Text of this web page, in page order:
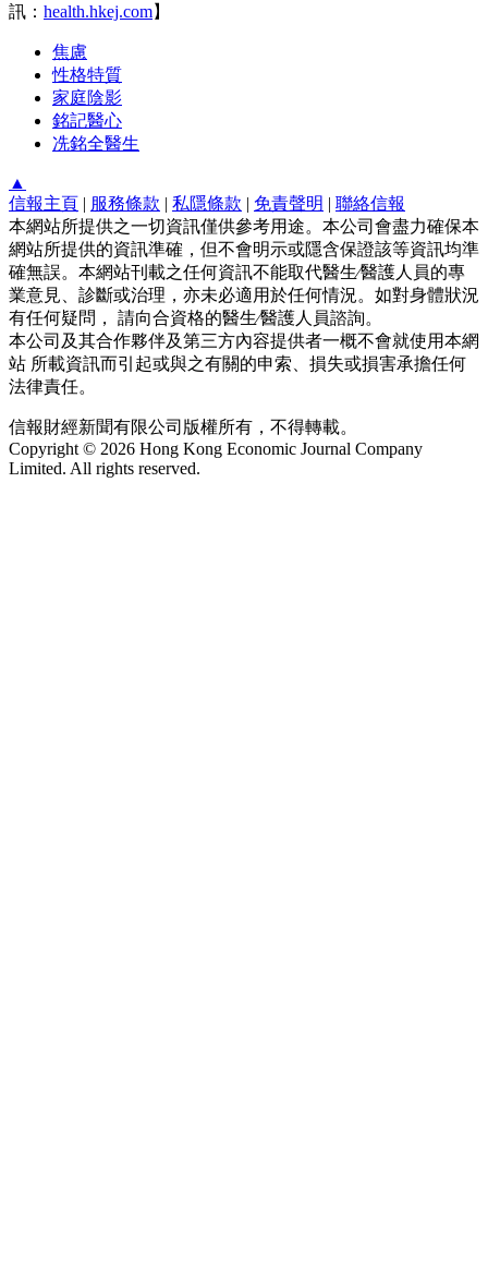
訊： health.hkej.com】
焦慮
性格特質
家庭陰影
銘記醫心
冼銘全醫生
▲
信報主頁 | 服務條款 | 私隱條款 | 免責聲明 | 聯絡信報
本網站所提供之一切資訊僅供參考用途。本公司會盡力確保本
網站所提供的資訊準確，但不會明示或隱含保證該等資訊均準
確無誤。本網站刊載之任何資訊不能取代醫生∕醫護人員的專
業意見、診斷或治理，亦未必適用於任何情況。如對身體狀況
有任何疑問， 請向合資格的醫生∕醫護人員諮詢。
本公司及其合作夥伴及第三方內容提供者一概不會就使用本網
站 所載資訊而引起或與之有關的申索、損失或損害承擔任何
法律責任。
信報財經新聞有限公司版權所有，不得轉載。
Copyright © 2026 Hong Kong Economic Journal Company
Limited. All rights reserved.